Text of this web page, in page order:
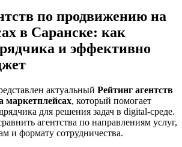
по продвижению на
в Саранске: как
и эффективно
актуальный Рейтинг агентств
маркетплейсах, который помогает
для решения задач в digital-среде.
агентства по направлениям услуг,
и формату сотрудничества.